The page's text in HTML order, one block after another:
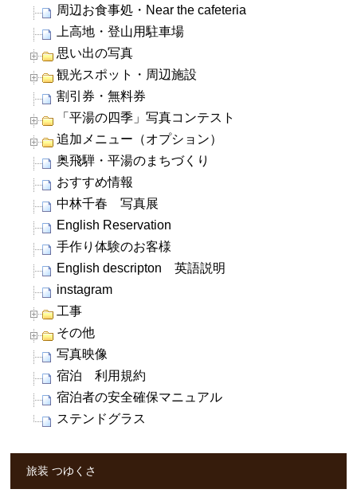
周辺お食事処・Near the cafeteria
上高地・登山用駐車場
思い出の写真
観光スポット・周辺施設
割引券・無料券
「平湯の四季」写真コンテスト
追加メニュー（オプション）
奥飛騨・平湯のまちづくり
おすすめ情報
中林千春 写真展
English Reservation
手作り体験のお客様
English descripton 英語説明
instagram
工事
その他
写真映像
宿泊 利用規約
宿泊者の安全確保マニュアル
ステンドグラス
旅装 つゆくさ